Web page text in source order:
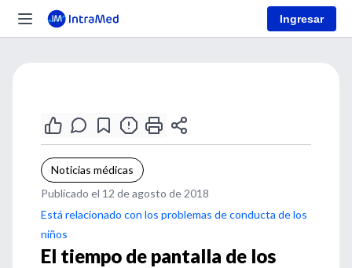
Ingresar
Noticias médicas
Publicado el 12 de agosto de 2018
Está relacionado con los problemas de conducta de los
niños
El tiempo de pantalla de los